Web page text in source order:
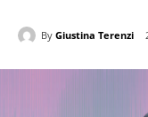
By Giustina Terenzi